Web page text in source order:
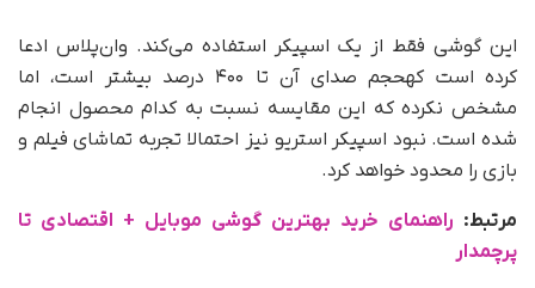
این گوشی فقط از یک اسپیکر استفاده می‌کند. وان‌پلاس ادعا
کرده است کهحجم صدای آن تا ۴۰۰ درصد بیشتر است، اما
مشخص نکرده که این مقایسه نسبت به کدام محصول انجام
شده است. نبود اسپیکر استریو نیز احتمالا تجربه تماشای فیلم و
بازی را محدود خواهد کرد.
مرتبط: راهنمای خرید بهترین گوشی موبایل + اقتصادی تا
پرچمدار